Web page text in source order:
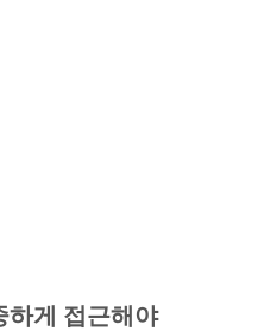
하게 접근해야